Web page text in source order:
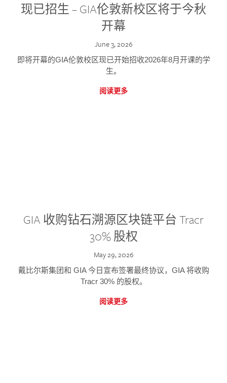
现已招生 – GIA伦敦新校区将于今秋
开幕
June 3, 2026
即将开幕的GIA伦敦校区现已开始招收2026年8月开课的学
生。
阅读更多
GIA 收购钻石溯源区块链平台 Tracr
30% 股权
May 29, 2026
戴比尔斯集团和 GIA 今日宣布签署最终协议，GIA 将收购
Tracr 30% 的股权。
阅读更多